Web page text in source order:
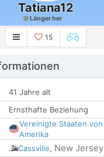
Tatiana12
Länger her
15
41 Jahre alt
Ernsthafte Beziehung
Vereinigte Staaten von
Amerika
Cassville, New Jersey